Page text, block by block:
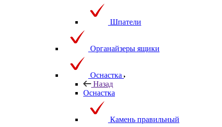
Шпатели
Органайзеры ящики
Оснастка
Назад
Оснастка
Камень правильный